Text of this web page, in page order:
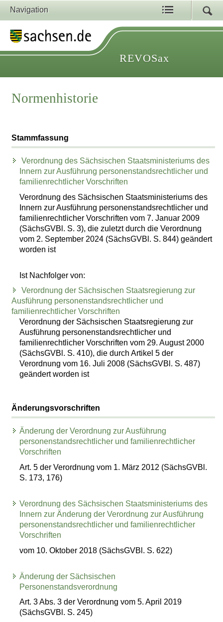
Navigation
REVOSax
Normenhistorie
Stammfassung
Verordnung des Sächsischen Staatsministeriums des
Innern zur Ausführung personenstandsrechtlicher und
familienrechtlicher Vorschriften
Verordnung des Sächsischen Staatsministeriums des
Innern zur Ausführung personenstandsrechtlicher und
familienrechtlicher Vorschriften vom 7. Januar 2009
(SächsGVBl. S. 3), die zuletzt durch die Verordnung
vom 2. September 2024 (SächsGVBl. S. 844) geändert
worden ist
Ist Nachfolger von:
Verordnung der Sächsischen Staatsregierung zur
Ausführung personenstandsrechtlicher und
familienrechtlicher Vorschriften
Verordnung der Sächsischen Staatsregierung zur
Ausführung personenstandsrechtlicher und
familienrechtlicher Vorschriften vom 29. August 2000
(SächsGVBl. S. 410), die durch Artikel 5 der
Verordnung vom 16. Juli 2008 (SächsGVBl. S. 487)
geändert worden ist
Änderungsvorschriften
Änderung der Verordnung zur Ausführung
personenstandsrechtlicher und familienrechtlicher
Vorschriften
Art. 5 der Verordnung vom 1. März 2012 (SächsGVBl.
S. 173, 176)
Verordnung des Sächsischen Staatsministeriums des
Innern zur Änderung der Verordnung zur Ausführung
personenstandsrechtlicher und familienrechtlicher
Vorschriften
vom 10. Oktober 2018 (SächsGVBl. S. 622)
Änderung der Sächsischen
Personenstandsverordnung
Art. 3 Abs. 3 der Verordnung vom 5. April 2019
(SächsGVBl. S. 245)